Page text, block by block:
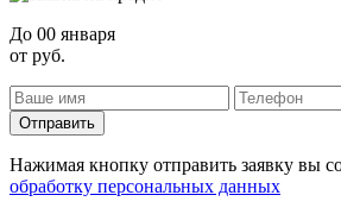
До 00 января
от руб.
Отправить
Нажимая кнопку отправить заявку вы
обработку персональных данных